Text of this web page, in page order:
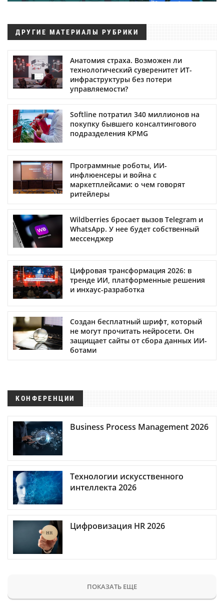
ДРУГИЕ МАТЕРИАЛЫ РУБРИКИ
Анатомия страха. Возможен ли
технологический суверенитет ИТ-
инфраструктуры без потери
управляемости?
Softline потратил 340 миллионов на
покупку бывшего консалтингового
подразделения KPMG
Программные роботы, ИИ-
инфлюенсеры и война с
маркетплейсами: о чем говорят
ритейлеры
Wildberries бросает вызов Telegram и
WhatsApp. У нее будет собственный
мессенджер
Цифровая трансформация 2026: в
тренде ИИ, платформенные решения
и инхаус-разработка
Создан бесплатный шрифт, который
не могут прочитать нейросети. Он
защищает сайты от сбора данных ИИ-
ботами
КОНФЕРЕНЦИИ
Business Process Management 2026
Технологии искусственного
интеллекта 2026
Цифровизация HR 2026
ПОКАЗАТЬ ЕЩЕ